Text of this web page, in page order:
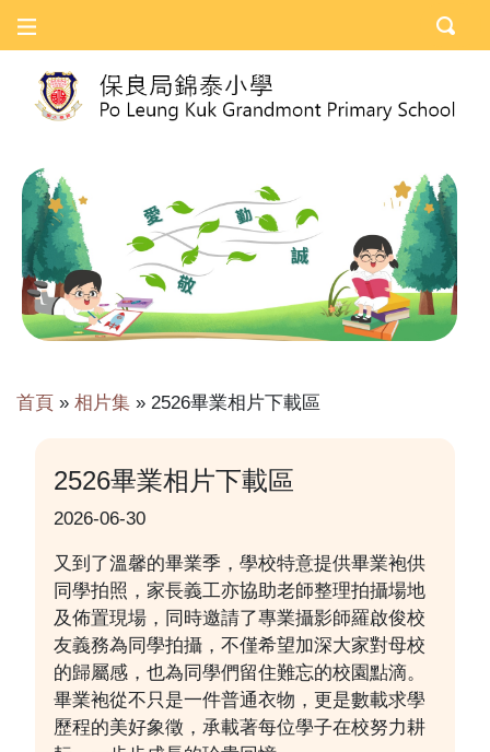
首頁 » 相片集 » 2526畢業相片下載區
2526畢業相片下載區
2026-06-30
又到了溫馨的畢業季，學校特意提供畢業袍供
同學拍照，家長義工亦協助老師整理拍攝場地
及佈置現場，同時邀請了專業攝影師羅啟俊校
友義務為同學拍攝，不僅希望加深大家對母校
的歸屬感，也為同學們留住難忘的校園點滴。
畢業袍從不只是一件普通衣物，更是數載求學
歷程的美好象徵，承載著每位學子在校努力耕